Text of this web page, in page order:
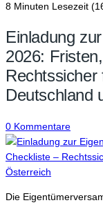
8 Minuten Lesezeit
Einladung
2026:
Rechtssicher
Deutschland
0 Kommentare
Die